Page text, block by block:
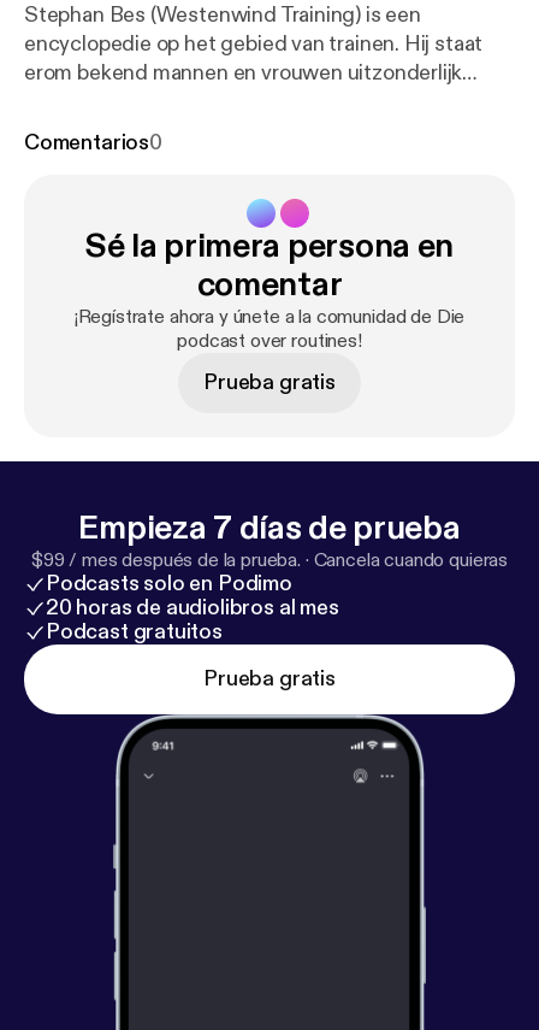
Stephan Bes (Westenwind Training) is een
encyclopedie op het gebied van trainen. Hij staat
erom bekend mannen en vrouwen uitzonderlijk
op functioneel trainen. ---------------------------------
Comentarios0
Sé la primera persona en
comentar
¡Regístrate ahora y únete a la comunidad de Die
podcast over routines!
Prueba gratis
Empieza 7 días de prueba
$99 / mes después de la prueba. · Cancela cuando quieras
Podcasts solo en Podimo
20 horas de audiolibros al mes
Podcast gratuitos
Prueba gratis